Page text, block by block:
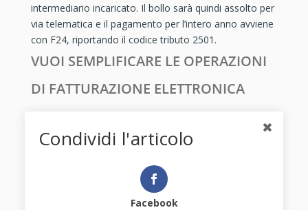
intermediario incaricato. Il bollo sarà quindi assolto per
via telematica e il pagamento per l’intero anno avviene
con F24, riportando il codice tributo 2501.
VUOI SEMPLIFICARE LE OPERAZIONI
DI FATTURAZIONE ELETTRONICA
MIAPPLICA HA LA SOLUZIONE PER
Condividi l'articolo
Facebook